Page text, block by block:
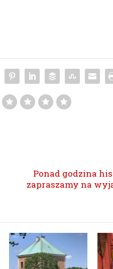
Ponad godzina
zapraszamy na